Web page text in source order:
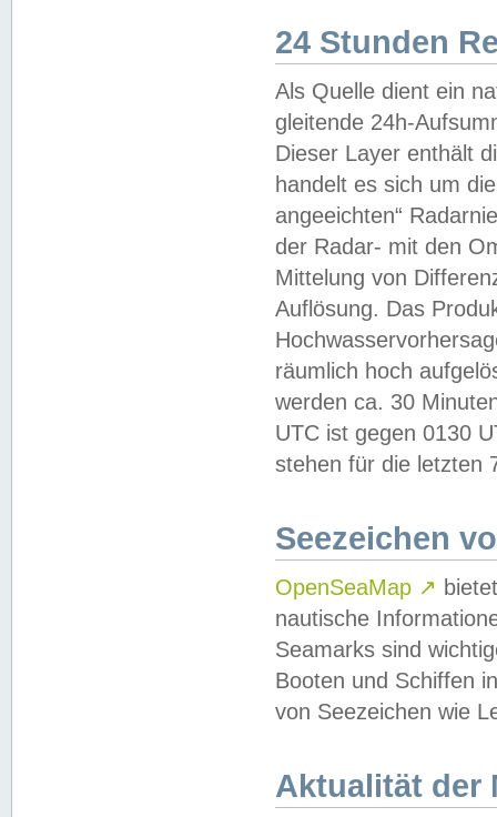
24 Stunden
Als Quelle dient ein
gleitende 24h-
Dieser Layer enthält
handelt es sich um
angeeichten“
der Radar- mit den
Mittelung von
Auflösung. Das
räumlich hoch
werden ca. 30
UTC ist gegen 0130
stehen für die letzten
Seezeichen
OpenSeaMap ↗
nautische
Seamarks sind
Booten und Schiffen
von Seezeichen wie
Aktualität der